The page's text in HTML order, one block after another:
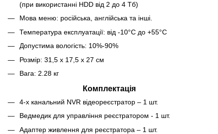
(при використанні HDD від 2 до 4 Тб)
Мова меню: російська, англійська та інші.
Температура експлуатації: від -10°C до +55°C
Допустима вологість: 10%-90%
Розмір: 31,5 х 17,5 х 27 см
Вага: 2.28 кг
Комплектація
4-х канальний NVR відеореєстратор – 1 шт.
Ведмедик для управління реєстратором - 1 шт.
Адаптер живлення для реєстратора – 1 шт.